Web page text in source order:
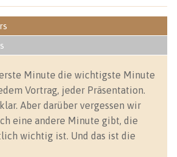
Minute die wichtigste Minute
Vortrag, jeder Präsentation.
Aber darüber vergessen wir
eine andere Minute gibt, die
wichtig ist. Und das ist die